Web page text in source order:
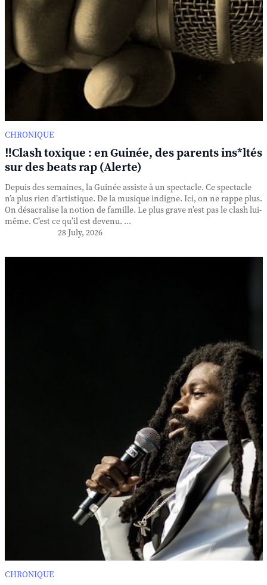
CHRONIQUE
‼️Clash toxique : en Guinée, des parents ins*ltés
sur des beats rap (Alerte)
Depuis des semaines, la Guinée assiste à un spectacle. Ce spectacle
n’a plus rien d’artistique. De la musique indigne. Ici, on ne rappe plus.
On désacralise la notion de famille. Le plus grave n’est pas le clash lui-
même. C’est ce qu’il est devenu. ...
28 July, 2026
CHRONIQUE